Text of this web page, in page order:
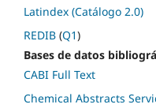
Latindex (Catálogo 2.0)
REDIB (Q1)
Bases de datos
CABI Full Text
Chemical Abstracts